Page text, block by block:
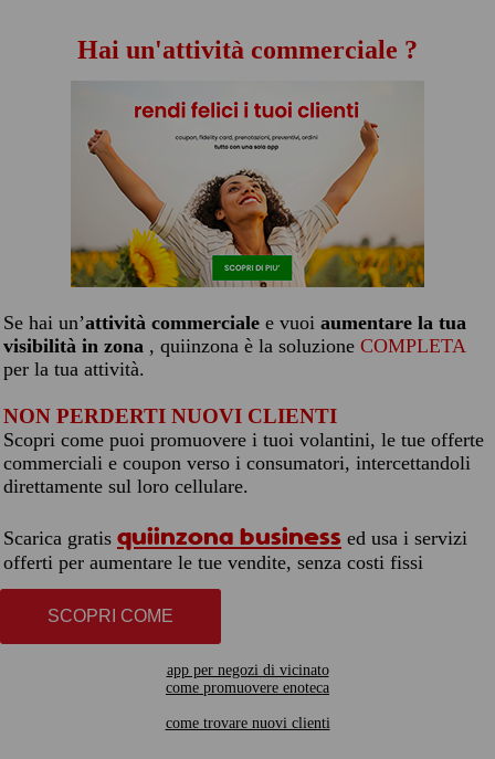
Hai un'attività commerciale ?
Se hai un’attività commerciale e vuoi aumentare la tua
visibilità in zona , quiinzona è la soluzione COMPLETA
per la tua attività.
NON PERDERTI NUOVI CLIENTI
Scopri come puoi promuovere i tuoi volantini, le tue offerte
commerciali e coupon verso i consumatori, intercettandoli
direttamente sul loro cellulare.
Scarica gratis quiinzona business ed usa i servizi
offerti per aumentare le tue vendite, senza costi fissi
SCOPRI COME
app per negozi di vicinato
come promuovere enoteca
come trovare nuovi clienti